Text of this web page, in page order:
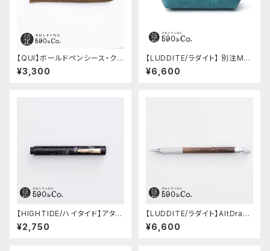
【QUI】ボールドペンシース・ク
ードゥー (ガウチョ)
¥3,300
【LUDDITE/ラダイト】 別注MAY
Aレザーボートペンケース (ター
キーブルー)
¥6,600
【HIGHTIDE/ハイタイド】アタシ
ェ マーブル万年筆 (ブラック)
¥2,750
【LUDDITE/ラダイト】AltDraw
0.5 シルバー(ウォルナット)
¥6,600